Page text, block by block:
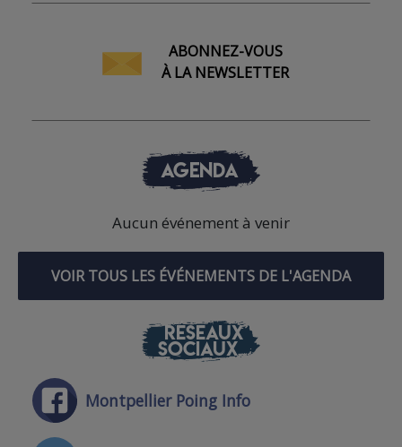
ABONNEZ-VOUS
À LA NEWSLETTER
AGENDA
Aucun événement à venir
VOIR TOUS LES ÉVÉNEMENTS DE L'AGENDA
RÉSEAUX
SOCIAUX
Montpellier Poing Info